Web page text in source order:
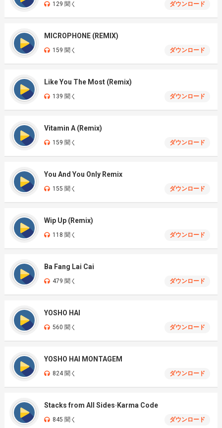
129 聞く ダウンロード
MICROPHONE (REMIX)
159 聞く ダウンロード
Like You The Most (Remix)
139 聞く ダウンロード
Vitamin A (Remix)
159 聞く ダウンロード
You And You Only Remix
155 聞く ダウンロード
Wip Up (Remix)
118 聞く ダウンロード
Ba Fang Lai Cai
479 聞く ダウンロード
YOSHO HAI
560 聞く ダウンロード
YOSHO HAI MONTAGEM
824 聞く ダウンロード
Stacks from All Sides·Karma Code
845 聞く ダウンロード